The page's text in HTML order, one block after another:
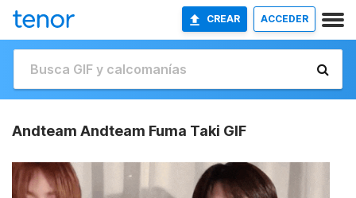
CREAR ACCEDER
Andteam Andteam Fuma Taki GIF